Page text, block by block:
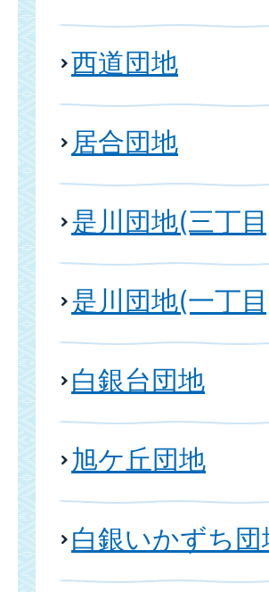
西道団地
居合団地
是川団地(三丁
是川団地(一丁
白銀台団地
旭ケ丘団地
白銀いかずち団